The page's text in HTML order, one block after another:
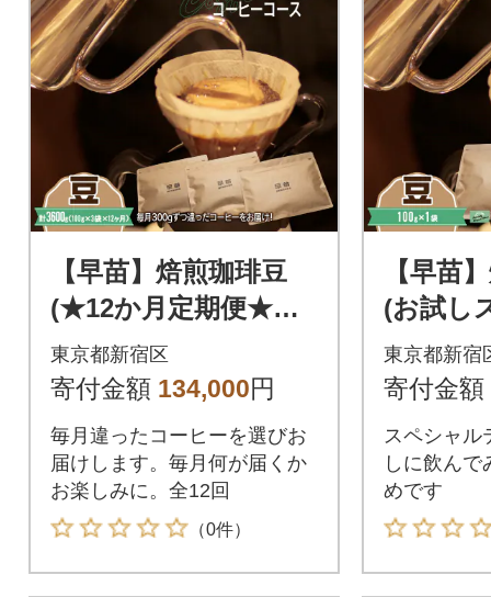
【早苗】焙煎珈琲豆
(★12か月定期便★毎
月違ったコーヒー 計1
2種)豆_0020-029-S05-
東京都新宿区
寄付金額 134,000円
毎月違ったコーヒーを選びお
届けします。毎月何が届くか
お楽しみに。全12回
（0件）
【早苗
(お試し
ィコー
g)豆
東京都新宿
寄付金額
スペシャル
しに飲んで
めです